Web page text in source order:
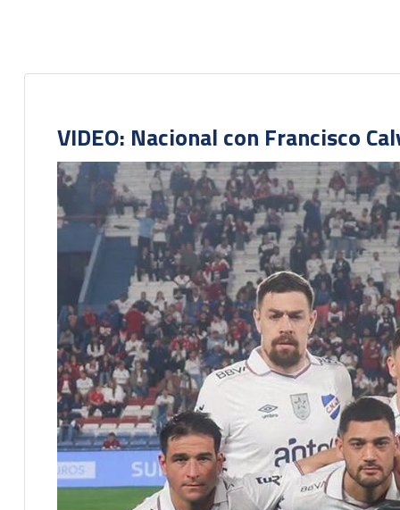
VIDEO: Nacional con Francisco